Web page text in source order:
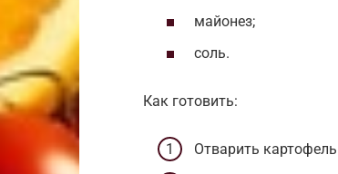
майонез;
соль.
Как готовить:
Отварить